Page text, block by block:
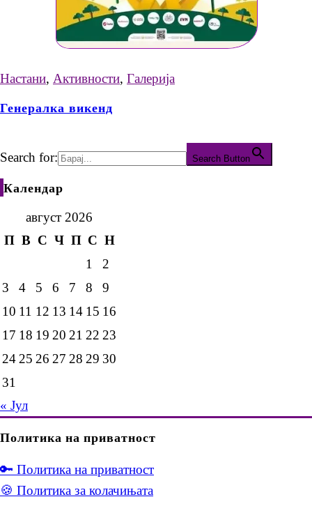
Настани, Активности, Галерија
Генералка викенд
Search for: Search Button
Календар
август 2026
П В С Ч П С Н
1
2
3
4 5 6 7 8
9
10 11 12 13 14 15 16
17 18 19 20 21 22 23
24 25 26 27 28 29 30
31
« Јул
Политика на приватност
🔑 Политика на приватност
🍪 Политика за колачињата